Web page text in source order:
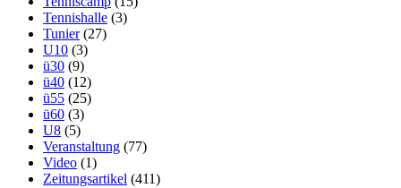
Tennishalle (3)
Tunier(27)
U10 (3)
ü30 (9)
ü40 (12)
ü55 (25)
ü60 (3)
U8 (5)
Veranstaltung (77)
Video (1)
Zeitungsartikel (411)